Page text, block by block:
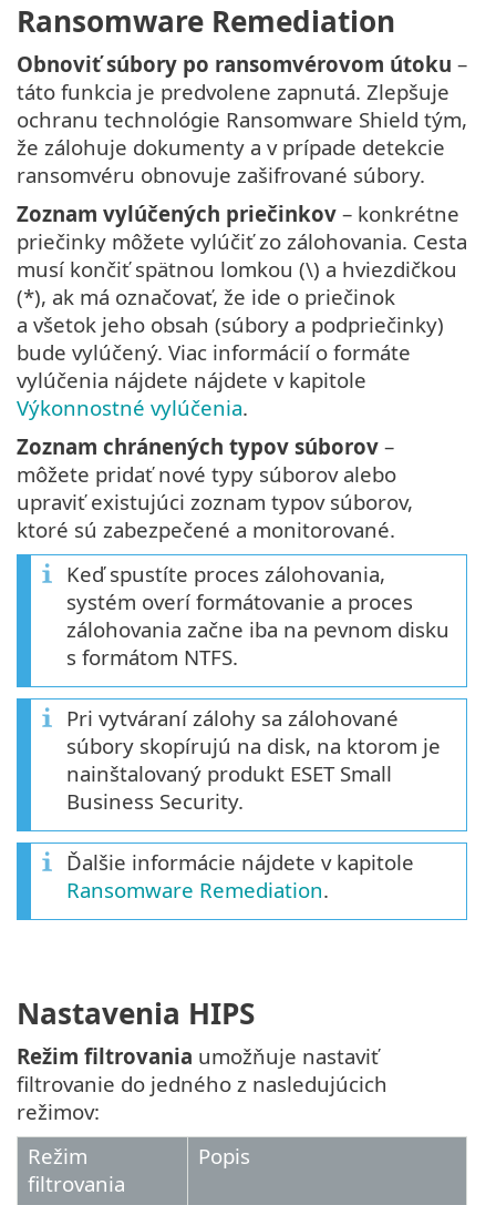
Ransomware Remediation
Obnoviť súbory po ransomvérovom útoku –
táto funkcia je predvolene zapnutá. Zlepšuje
ochranu technológie Ransomware Shield tým,
že zálohuje dokumenty a v prípade detekcie
ransomvéru obnovuje zašifrované súbory.
Zoznam vylúčených priečinkov – konkrétne
priečinky môžete vylúčiť zo zálohovania. Cesta
musí končiť spätnou lomkou (\) a hviezdičkou
(*), ak má označovať, že ide o priečinok
a všetok jeho obsah (súbory a podpriečinky)
bude vylúčený. Viac informácií o formáte
vylúčenia nájdete nájdete v kapitole
Výkonnostné vylúčenia.
Zoznam chránených typov súborov –
môžete pridať nové typy súborov alebo
upraviť existujúci zoznam typov súborov,
ktoré sú zabezpečené a monitorované.
Keď spustíte proces zálohovania,
systém overí formátovanie a proces
zálohovania začne iba na pevnom disku
s formátom NTFS.
Pri vytváraní zálohy sa zálohované
súbory skopírujú na disk, na ktorom je
nainštalovaný produkt ESET Small
Business Security.
Ďalšie informácie nájdete v kapitole
Ransomware Remediation.
Nastavenia HIPS
Režim filtrovania umožňuje nastaviť
filtrovanie do jedného z nasledujúcich
režimov:
Režim
filtrovania
Popis